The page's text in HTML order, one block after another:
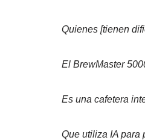
Quienes [tienen
El BrewMaster
Es una cafetera
Que utiliza IA para